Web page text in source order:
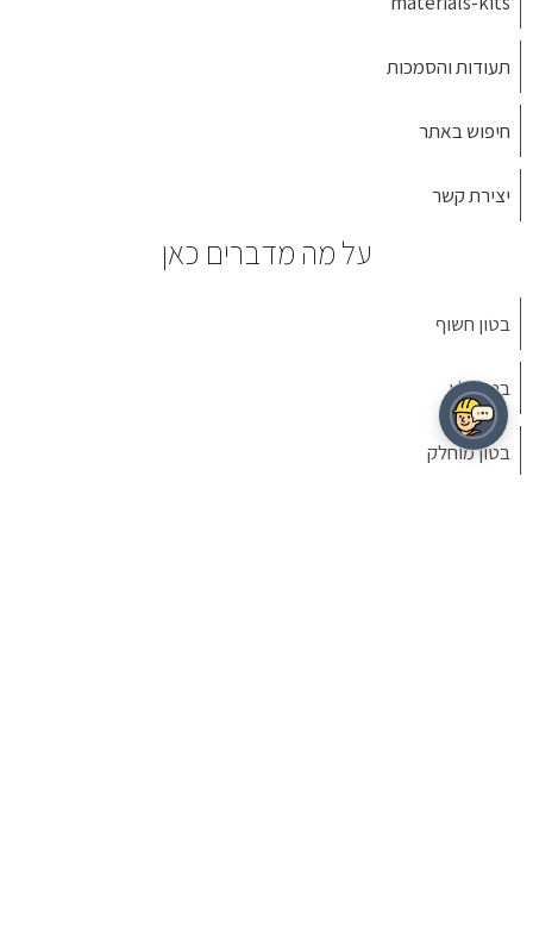
תעודות והסמכות
חיפוש באתר
יצירת קשר
על מה מדברים כאן
בטון חשוף
בטון גלוי
בטון מוחלק